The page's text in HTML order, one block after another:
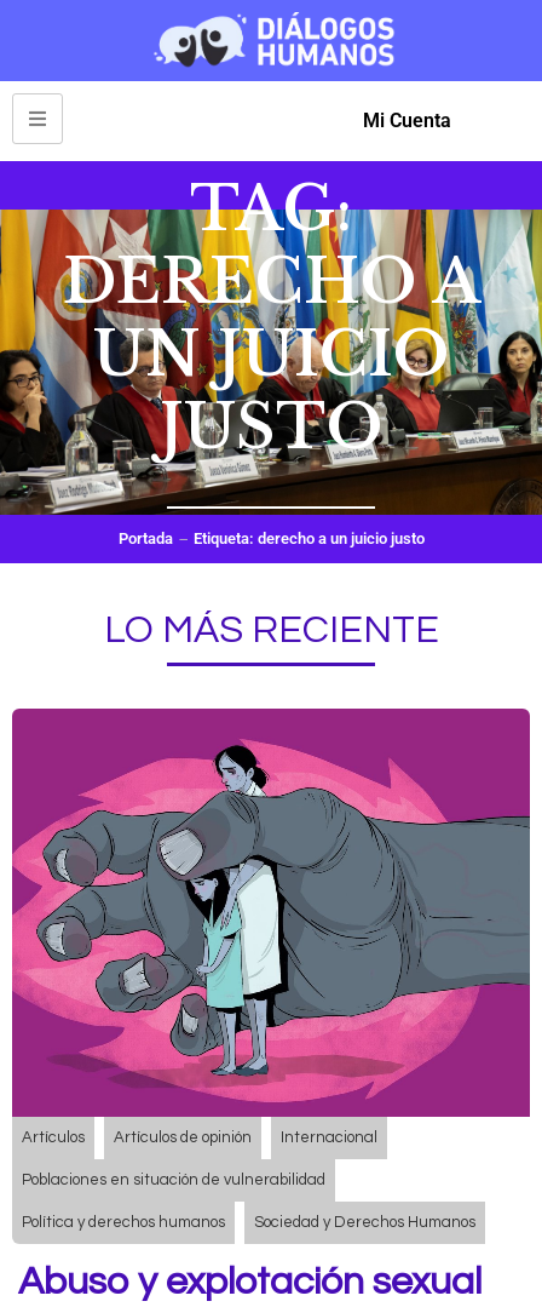
Mi Cuenta
TAG:
DERECHO A
UN JUICIO
JUSTO
Portada Etiqueta: derecho a un juicio justo
LO MÁS RECIENTE
Artículos Artículos de opinión Internacional
Poblaciones en situación de vulnerabilidad
Política y derechos humanos Sociedad y Derechos Humanos
Abuso y explotación sexual